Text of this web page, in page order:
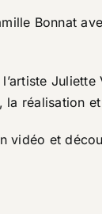
Bonnat
Juliette
réalisation
vidéo et